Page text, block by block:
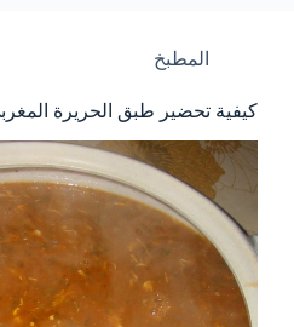
المطبخ
كيفية تحضير طبق الحريرة